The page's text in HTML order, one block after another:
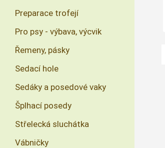
Preparace trofejí
Pro psy - výbava, výcvik
Řemeny, pásky
Sedací hole
Sedáky a posedové vaky
Šplhací posedy
Střelecká sluchátka
Vábničky